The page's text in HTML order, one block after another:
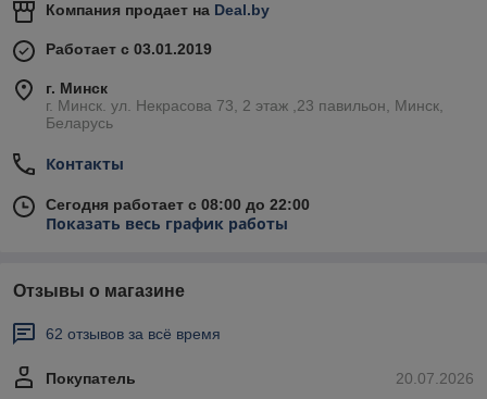
Компания продает на Deal.by
Работает с 03.01.2019
г. Минск
г. Минск. ул. Некрасова 73, 2 этаж ,23 павильон, Минск,
Беларусь
Контакты
Сегодня работает с 08:00 до 22:00
Показать весь график работы
Отзывы о магазине
62 отзывов за всё время
20.07.2026
Покупатель